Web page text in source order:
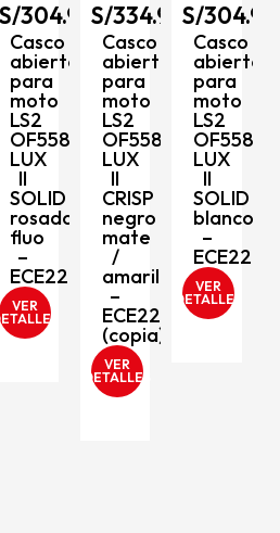
S/304.90
Casco
abierto
para
moto
LS2
OF558
LUX
II
SOLID
rosado
fluo
–
ECE2206
VER
DETALLES
S/334.90
Casco
abierto
para
moto
LS2
OF558
LUX
II
CRISP
negro
mate
/
amarillo
–
ECE2206
(copia)
VER
DETALLES
S/304.90
Casco
abierto
para
moto
LS2
OF558
LUX
II
SOLID
blanco
–
ECE2206
VER
DETALLES